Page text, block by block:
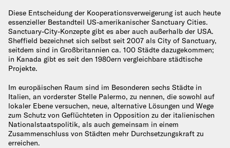
Diese Entscheidung der Kooperationsverweigerung ist auch heute
essenzieller Bestandteil US-amerikanischer Sanctuary Cities.
Sanctuary-City-Konzepte gibt es aber auch außerhalb der USA.
Sheffield bezeichnet sich selbst seit 2007 als City of Sanctuary,
seitdem sind in Großbritannien ca. 100 Städte dazugekommen;
in Kanada gibt es seit den 1980ern vergleichbare städtische
Projekte.
Im europäischen Raum sind im Besonderen sechs Städte in
Italien, an vorderster Stelle Palermo, zu nennen, die sowohl auf
lokaler Ebene versuchen, neue, alternative Lösungen und Wege
zum Schutz von Geflüchteten in Opposition zu der italienischen
Nationalstaatspolitik, als auch gemeinsam in einem
Zusammenschluss von Städten mehr Durchsetzungskraft zu
erreichen.